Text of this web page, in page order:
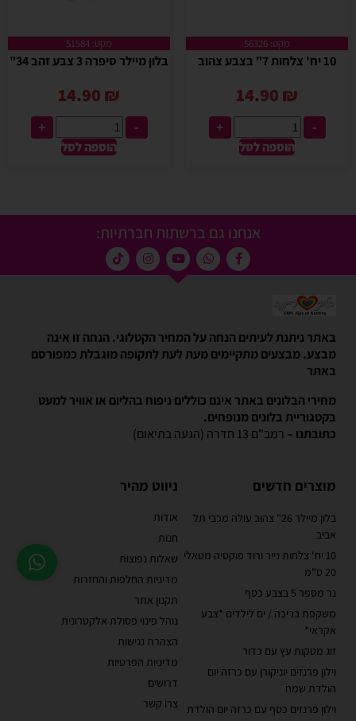
מקט: 56326
10 יח' צלחות 7" בצבע צהוב
14.90 ₪
-
+
הוספה לסל
מקט: 51584
בלון מיילר סיפרה 3 צבע זהב 34"
14.90 ₪
-
+
הוספה לסל
אנחנו גם ברשתות חברתיות:
באתר ניתנת לעיתים הנחה על המחיר הקטלוגי. הנחה זו אינה
מבצע. מבצעים מתקיימים מעת לעת לתקופה מוגבלת כמפורסם
באתר
מחירי הבלונים באתר אינם כוללים ניפוח בהליום או אוויר למעט
בקטגוריית בלונים מנופחים.
כתובתנו – רמב"ם 13 חדרה (הגעה בתיאום)
מוצרים חדשים
בלון מיילר 26" צהוב עולה מכבי תל
אביב
10 יח' צלחות נייר ורוד פוקסיה מטאלי
20 ס"מ
נר מספר 5 בצבע כסף
משקפת בריכה / ים לילדים *צבע
אקראי*
זוג מטקות עץ עם כדור
וילון פרנזים יוניקורן עם כרזה יום
הולדת שמח
וילון פרנזים כסף עם כרזה יום הולדת
ניווט מהיר
אודות
חנות
שאלות נפוצות
מדיניות החלפות והחזרות
תקנון אתר
נוהל פינוי פסולת אלקטרונית
הצהרת נגישות
מדיניות הפרטיות
דרושים
צרו קשר